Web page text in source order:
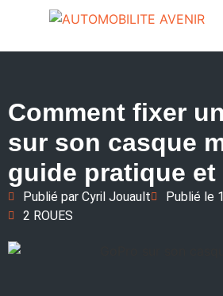
Comment fixer
sur son casque
guide pratique et
Publié par Cyril Jouault Publié le
2 ROUES